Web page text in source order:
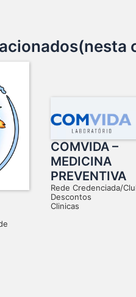
COMVIDA –
MEDICINA
PREVENTIVA
Rede Credenciada/
Descontos
Clinicas